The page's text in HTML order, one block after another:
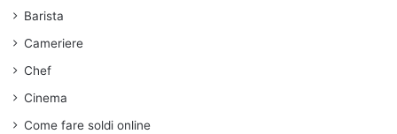
Barista
Cameriere
Chef
Cinema
Come fare soldi online